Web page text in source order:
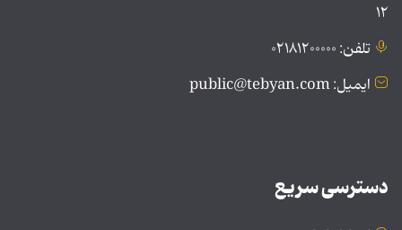
۱۲
تلفن: ۰۲۱۸۱۲۰۰۰۰۰
ایمیل: public@tebyan.com
دسترسی سریع